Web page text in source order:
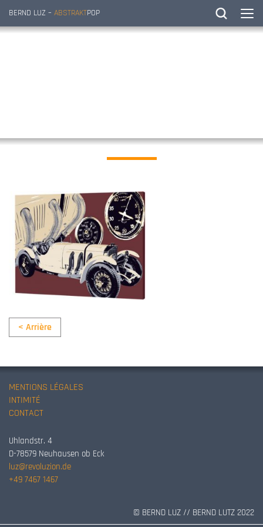
BERND LUZ – ABSTRAKTPOP
< Arrière
MENTIONS LÉGALES
INTIMITÉ
CONTACT
Uhlandstr. 4
D-78579 Neuhausen ob Eck
luz@revoluzion.de
+49 7467 1467
© BERND LUZ // BERND LUTZ 2022